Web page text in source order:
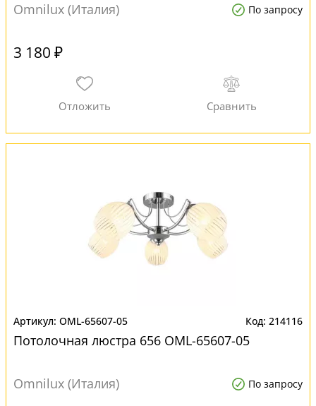
Omnilux (Италия) По запросу
3 180 ₽
OML-65607-05 214116
Потолочная люстра 656 OML-65607-05
Omnilux (Италия) По запросу